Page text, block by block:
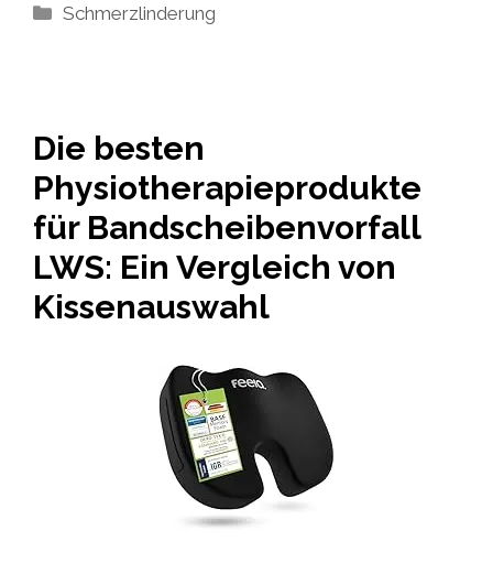
Kategorien
Schmerzlinderung
Die besten
Physiotherapieprodukte
für Bandscheibenvorfall
LWS: Ein Vergleich von
Kissenauswahl